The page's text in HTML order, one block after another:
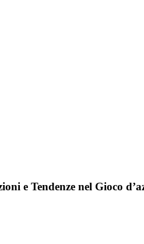
e Tendenze nel Gioco